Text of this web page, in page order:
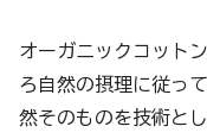
オーガニックコット
ろ自然の摂理に従っ
然そのものを技術と